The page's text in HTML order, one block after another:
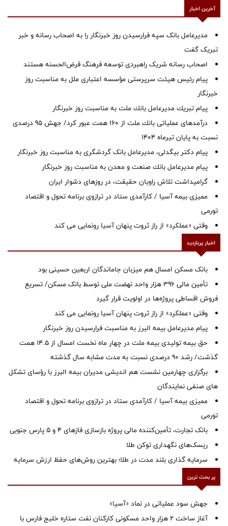
آخرین اخبار
مدیرعامل بانک سپه فرارسیدن روز خبرنگار را به اصحاب رسانه و خبر
تبریک گفت
اصحاب رسانه شریک راهبردی توسعه فرهنگ قرض‌الحسنه هستند
پیام رئیس هیئت سرپرستی مؤسسه اعتباری ملل به مناسبت روز
خبرنگار
پیام تبریك مدیرعامل بانك ملت به مناسبت روز خبرنگار
درآمدهای عملیاتی بانك ملت از 160 همت عبور كرد/ جهش 95 درصدی
نسبت به پایان تیرماه 1404
پیام دکتر بیگدلی، مدیرعامل بانک گردشگری به مناسبت روز خبرنگار
پیام مدیرعامل بانك صنعت و معدن به مناسبت روز خبرنگار
گرامیداشت تلاش راویان حقیقت، در روزهای دشوار ایران
ممیزی بیمه آسیا / کارآمدی ستاد در ترازوی برنامه تحول و اقتصاد
تورمی
وقتی «عملکرد» از راز ثروت پنهان آسیا رونمایی می کند
اخبار پربازدید
بانک مسکن امسال هم میزبان جاماندگان اربعین حسینی بود
تأمین مالی ۳۹۶ هزار واحد نهضت ملی توسط بانک مسکن/ تسریع
فروش اقساطی پروژه‌ها در اولویت قرار گیرد
وقتی «عملکرد» از راز ثروت پنهان آسیا رونمایی می کند
پیام مدیرعامل بیمه البرز به مناسبت فرارسیدن روز خبرنگار
حق بیمه تولیدی بیمه ملت در چهار ماه نخست امسال از 14.5 همت
گذشت/ رشد 90 درصدی نسبت به مدت مشابه سال گذشته
برگزاری چهارمین نشست هم اندیشی مدیران بیمه البرز با رؤسای تشکل
های صنفی نمایندگان
ممیزی بیمه آسیا / کارآمدی ستاد در ترازوی برنامه تحول و اقتصاد
تورمی
بانک تجارت، تأمین‌کننده مالی پروژه بازسازی فازهای ۴ و ۵ پارس جنوبی
ریسک‌های نگهداری توکن طلا
سرمایه گذاری بلند مدت در طلا؛ بهترین روش‌های حفظ ارزش سرمایه
پر بحث ترین
جهش سود عملیاتی در نماد «آسیا»
آغاز ساخت ۲ هزار واحد مسکونی کارکنان نفت ستاره خلیج فارس با